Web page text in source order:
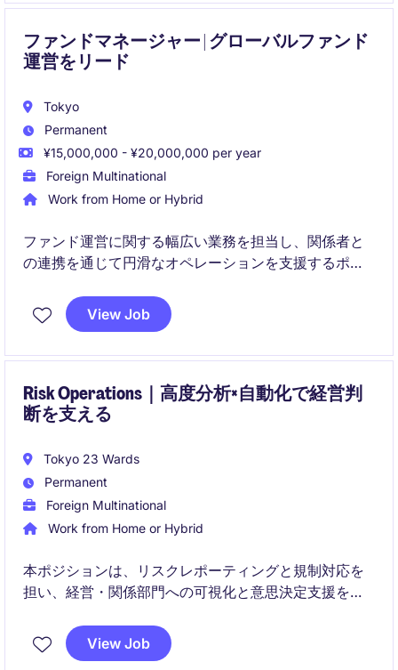
ファンドマネージャー | グローバルファンド
運営をリード
Tokyo
Permanent
¥15,000,000 - ¥20,000,000 per year
Foreign Multinational
Work from Home or Hybrid
ファンド運営に関する幅広い業務を担当し、関係者と
の連携を通じて円滑なオペレーションを支援するポジ
ら、品質・正確性・コンプライアンスを重視した業務
推進を行います。
View Job
Risk Operations｜高度分析×自動化で経営判
断を支える
Tokyo 23 Wards
Permanent
Foreign Multinational
Work from Home or Hybrid
本ポジションは、リスクレポーティングと規制対応を
担い、経営・関係部門への可視化と意思決定支援を行
用した自動化・業務改善を推進し、リスク管理基盤の
高度化に貢献します。
View Job